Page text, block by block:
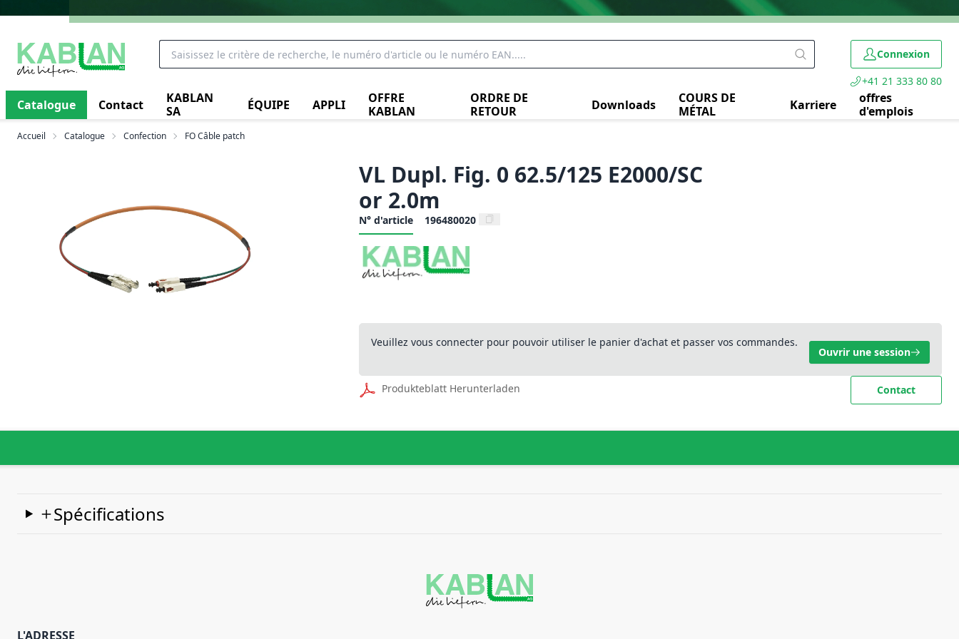
Connexion
+41 21 333 80 80
Catalogue Contact
KABLAN
SA
ÉQUIPE APPLI
OFFRE
KABLAN
ORDRE DE
RETOUR
Downloads
COURS DE
MÉTAL
Karriere
offres
d'emplois
Accueil Catalogue Confection FO Câble patch
VL Dupl. Fig. 0 62.5/125 E2000/SC
or 2.0m
N° d'article 196480020
Veuillez vous connecter pour pouvoir utiliser le panier d'achat et passer vos commandes.
Ouvrir une session
Produkteblatt Herunterladen Contact
Spécifications
L'ADRESSE